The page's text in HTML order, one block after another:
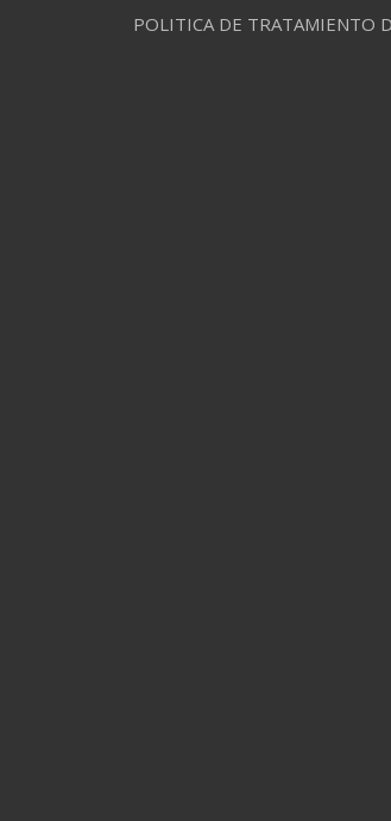
POLITICA DE TRATAMIENTO